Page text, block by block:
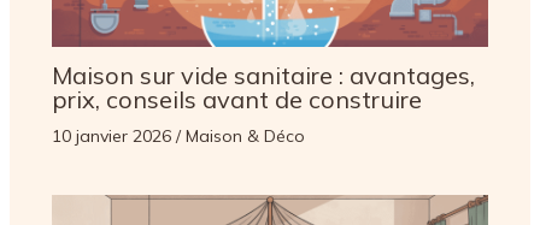
Maison sur vide sanitaire : avantages,
prix, conseils avant de construire
10 janvier 2026 /Maison & Déco